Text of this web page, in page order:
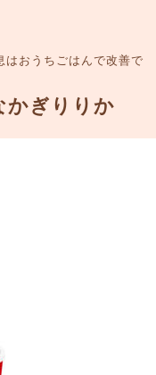
おうちごはんで改善で
ぎりりか